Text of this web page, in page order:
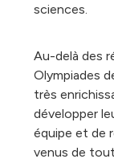
sciences.
Au-delà des
Olympiades
très
développer
équipe et de
venus de